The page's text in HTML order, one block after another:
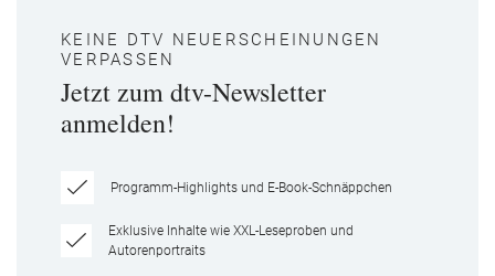
KEINE DTV NEUERSCHEINUNGEN
VERPASSEN
Jetzt zum dtv-Newsletter
anmelden!
Programm-Highlights und E-Book-Schnäppchen
Exklusive Inhalte wie XXL-Leseproben und
Autorenportraits